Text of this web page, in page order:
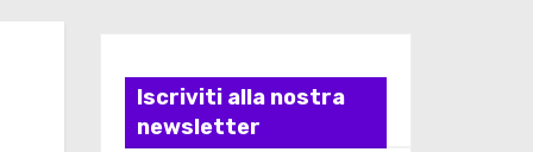
Iscriviti alla nostra
newsletter